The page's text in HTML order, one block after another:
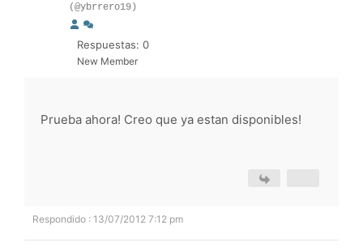
(@ybrrero19)
Respuestas: 0
New Member
Prueba ahora! Creo que ya estan disponibles!
Respondido : 13/07/2012 7:12 pm